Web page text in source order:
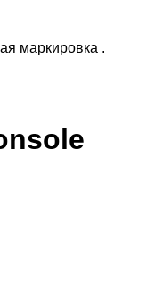
маркировка .